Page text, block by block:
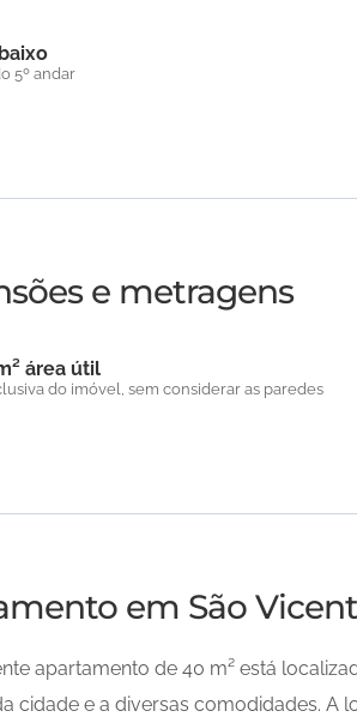
5º andar
e metragens
área útil
do imóvel, sem considerar as paredes
em São
apartamento de 40 m² está
cidade e a diversas comodidades. A